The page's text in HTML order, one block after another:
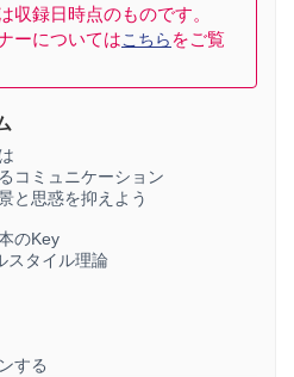
録日時点のものです。
ーについてはこちら をご覧
ミュニケーション
思惑を抑えよう
のKey
タイル理論
する